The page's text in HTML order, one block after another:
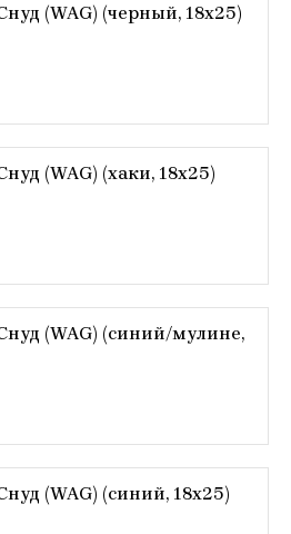
(WAG) (черный, 18х25)
(WAG) (хаки, 18х25)
(WAG) (синий/мулине,
(WAG) (синий, 18х25)